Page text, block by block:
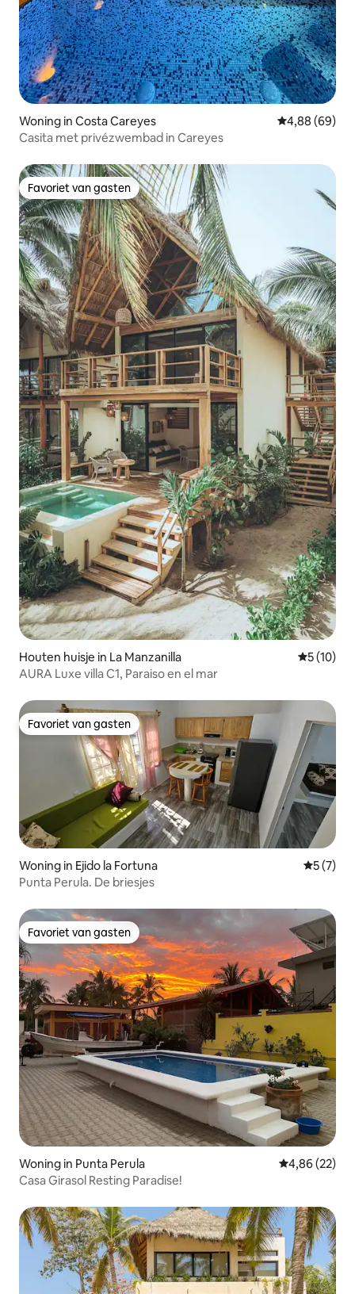
Woning in Costa Careyes Gemiddelde
4,88 (69)
Casita met privézwembad in Careyes
Favoriet van gasten
Favoriet van gasten
Houten huisje in La Manzanilla
5 (10)
AURA Luxe villa C1, Paraiso en el mar
Favoriet van gasten
Favoriet van gasten
Woning in Ejido la Fortuna
5 (7)
Punta Perula. De briesjes
Favoriet van gasten
Favoriet van gasten
Woning in Punta Perula Gemiddelde
4,86 (22)
Casa Girasol Resting Paradise!